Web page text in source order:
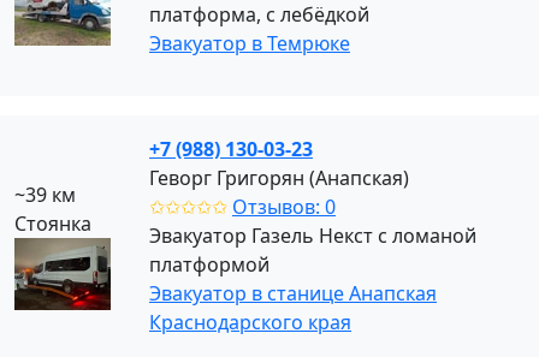
платформа, с лебёдкой
Эвакуатор в Темрюке
~39 км
Стоянка
+7 (988) 130-03-23
Геворг Григорян (Анапская)
✩✩✩✩✩ Отзывов: 0
Эвакуатор Газель Некст с ломаной
платформой
Эвакуатор в станице Анапская
Краснодарского края